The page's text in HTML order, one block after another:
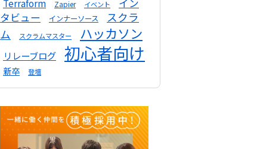
Terraform Zapier イベント
イン
タビュー
インナーソース
スクラ
ム
スクラムマスター ハッカソン
リレーブログ 初心者向け
新卒 登壇